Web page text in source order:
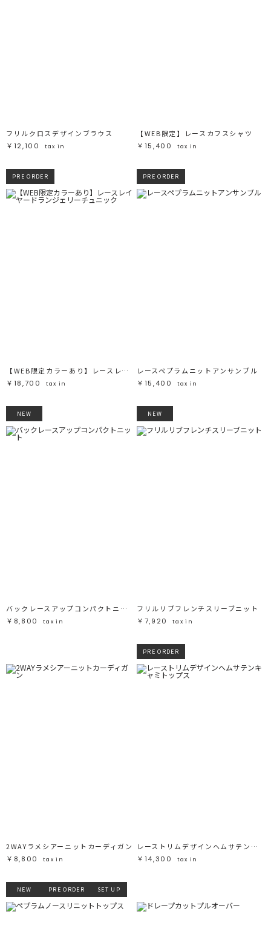
フリルクロスデザインブラウス
￥12,100
tax in
【WEB限定】レースカフスシャツ
￥15,400
tax in
PRE ORDER
【WEB限定カラーあり】レースレイヤードランジェリーチュニック
￥18,700
tax in
PRE ORDER
レースペプラムニットアンサンブル
￥15,400
tax in
NEW
バックレースアップコンパクトニット
￥8,800
tax in
NEW
フリルリブフレンチスリーブニット
￥7,920
tax in
2WAYラメシアーニットカーディガン
￥8,800
tax in
PRE ORDER
レーストリムデザインヘムサテンキャミトップス
￥14,300
tax in
NEW PRE ORDER SET UP